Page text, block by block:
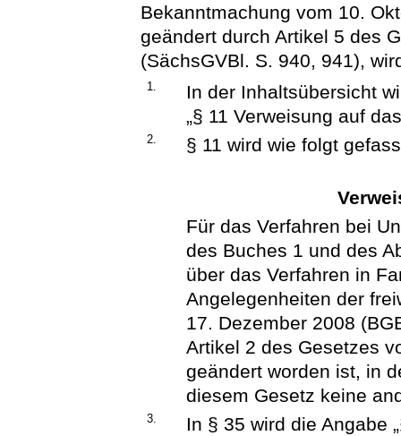
Bekanntmachung vom 10.
geändert durch Artikel 5 des
(SächsGVBl. S. 940, 941),
1.
In der Inhaltsübersicht
„§ 11 Verweisung auf
2. § 11 wird wie folgt
Für das Verfahren bei
des Buches 1 und des
über das Verfahren in
Angelegenheiten der
17. Dezember 2008
Artikel 2 des Gesetzes
geändert worden ist, in
diesem Gesetz keine
3.
In § 35 wird die Angabe